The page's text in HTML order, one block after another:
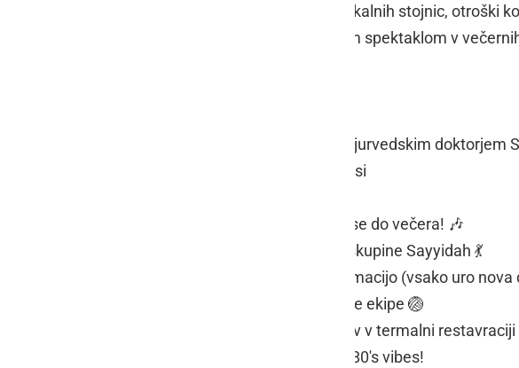
📸 Pripravili smo bogato ponudbo lokalnih stojnic, otroški
seveda zabavo z DJ-jem in ognjenim spektaklom v
10:00 – Jutranja joga ob bazenu z ajurvedskim doktorjem
11:00 – Lokalna tržnica na letni terasi
12:00 – DJ ANDY z ritmi poletja – vse do večera! 🎶
13:30 – Nastop orientalske plesne skupine Sayyidah 💃
14:00–17:00 – Otroški kotiček z animacijo (vsako uro
15:00 – Turnir v odbojki za prijavljene ekipe 🏐
16:00–18:00 – Happy Hour koktejlov v termalni restavraciji
18:00 – Večerno kopanje z DJ-jem: 80's vibes!